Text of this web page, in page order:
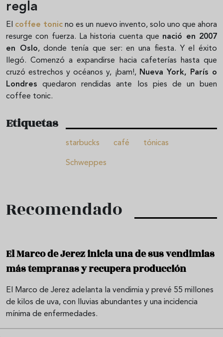
regla
El coffee tonic no es un nuevo invento, solo uno que ahora
resurge con fuerza. La historia cuenta que nació en 2007
en Oslo, donde tenía que ser: en una fiesta. Y el éxito
llegó. Comenzó a expandirse hacia cafeterías hasta que
cruzó estrechos y océanos y, ¡bam!, Nueva York, París o
Londres quedaron rendidas ante los pies de un buen
coffee tonic.
Etiquetas
starbucks café tónicas
Schweppes
Recomendado
El Marco de Jerez inicia una de sus vendimias
más tempranas y recupera producción
El Marco de Jerez adelanta la vendimia y prevé 55 millones
de kilos de uva, con lluvias abundantes y una incidencia
mínima de enfermedades.